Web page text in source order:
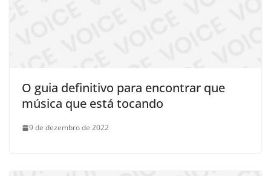
O guia definitivo para encontrar que
música que está tocando
9 de dezembro de 2022